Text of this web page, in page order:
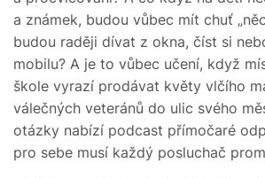
a známek, budou vůbec mít chuť
budou raději dívat z okna, číst si
mobilu? A je to vůbec učení, když
škole vyrazí prodávat květy vlčího
válečných veteránů do ulic svého
otázky nabízí podcast přímočaré
pro sebe musí každý posluchač